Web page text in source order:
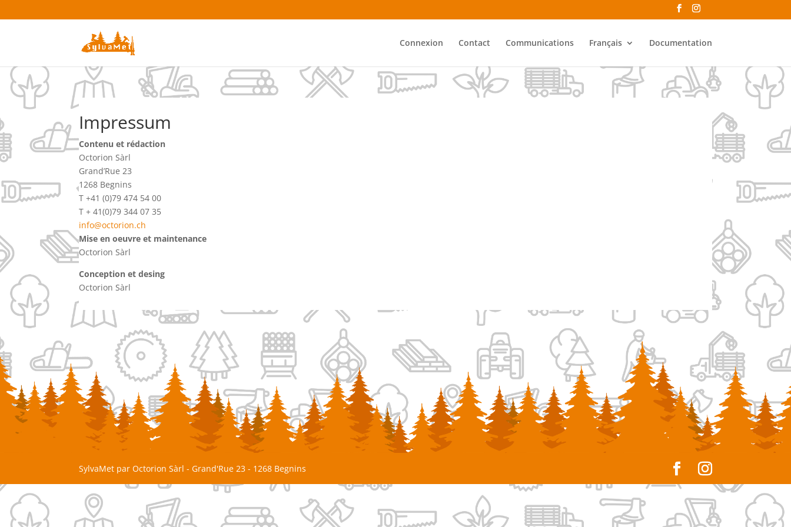
Connexion Contact Communications Français Documentation
Impressum
Contenu et rédaction
Octorion Sàrl
Grand’Rue 23
1268 Begnins
T +41 (0)79 474 54 00
T + 41(0)79 344 07 35
info@octorion.ch
Mise en oeuvre et maintenance
Octorion Sàrl
Conception et desing
Octorion Sàrl
SylvaMet par Octorion Sàrl - Grand'Rue 23 - 1268 Begnins